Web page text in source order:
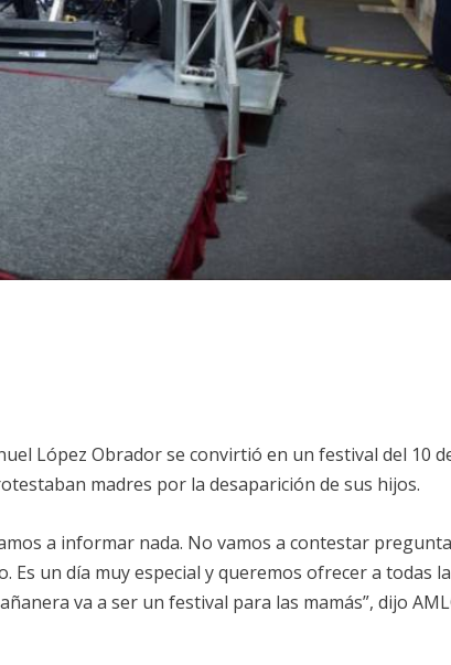
López Obrador se convirtió en un festival del 10
madres por la desaparición de sus hijos.
a informar nada. No vamos a contestar
Es un día muy especial y queremos ofrecer a todas
va a ser un festival para las mamás”, dijo